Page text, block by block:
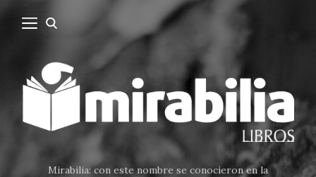
Mirabilia: con este nombre se conocieron en la